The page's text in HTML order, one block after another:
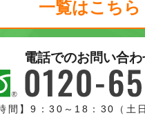
一覧はこちら
電話でのお問い合わ
間】9：30～18：30（土